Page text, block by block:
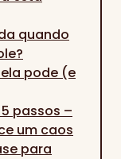
quando
pode (e
passos –
um caos
para